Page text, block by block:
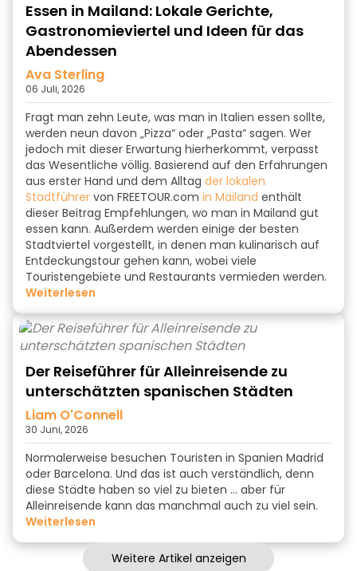
Essen in Mailand: Lokale Gerichte,
Gastronomieviertel und Ideen für das
Abendessen
Ava Sterling
06 Juli, 2026
Fragt man zehn Leute, was man in Italien essen sollte,
werden neun davon „Pizza“ oder „Pasta“ sagen. Wer
jedoch mit dieser Erwartung hierherkommt, verpasst
das Wesentliche völlig. Basierend auf den Erfahrungen
aus erster Hand und dem Alltag der lokalen
Stadtführer von FREETOUR.com in Mailand enthält
dieser Beitrag Empfehlungen, wo man in Mailand gut
essen kann. Außerdem werden einige der besten
Stadtviertel vorgestellt, in denen man kulinarisch auf
Entdeckungstour gehen kann, wobei viele
Touristengebiete und Restaurants vermieden werden.
weiterlesen
Der Reiseführer für Alleinreisende zu
unterschätzten spanischen Städten
Liam O'Connell
30 Juni, 2026
Normalerweise besuchen Touristen in Spanien Madrid
oder Barcelona. Und das ist auch verständlich, denn
diese Städte haben so viel zu bieten … aber für
Alleinreisende kann das manchmal auch zu viel sein.
weiterlesen
Weitere Artikel anzeigen